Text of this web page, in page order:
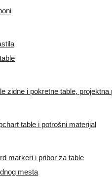
zidne i pokretne table, projektna
table i potrošni materijal
markeri i pribor za table
mesta